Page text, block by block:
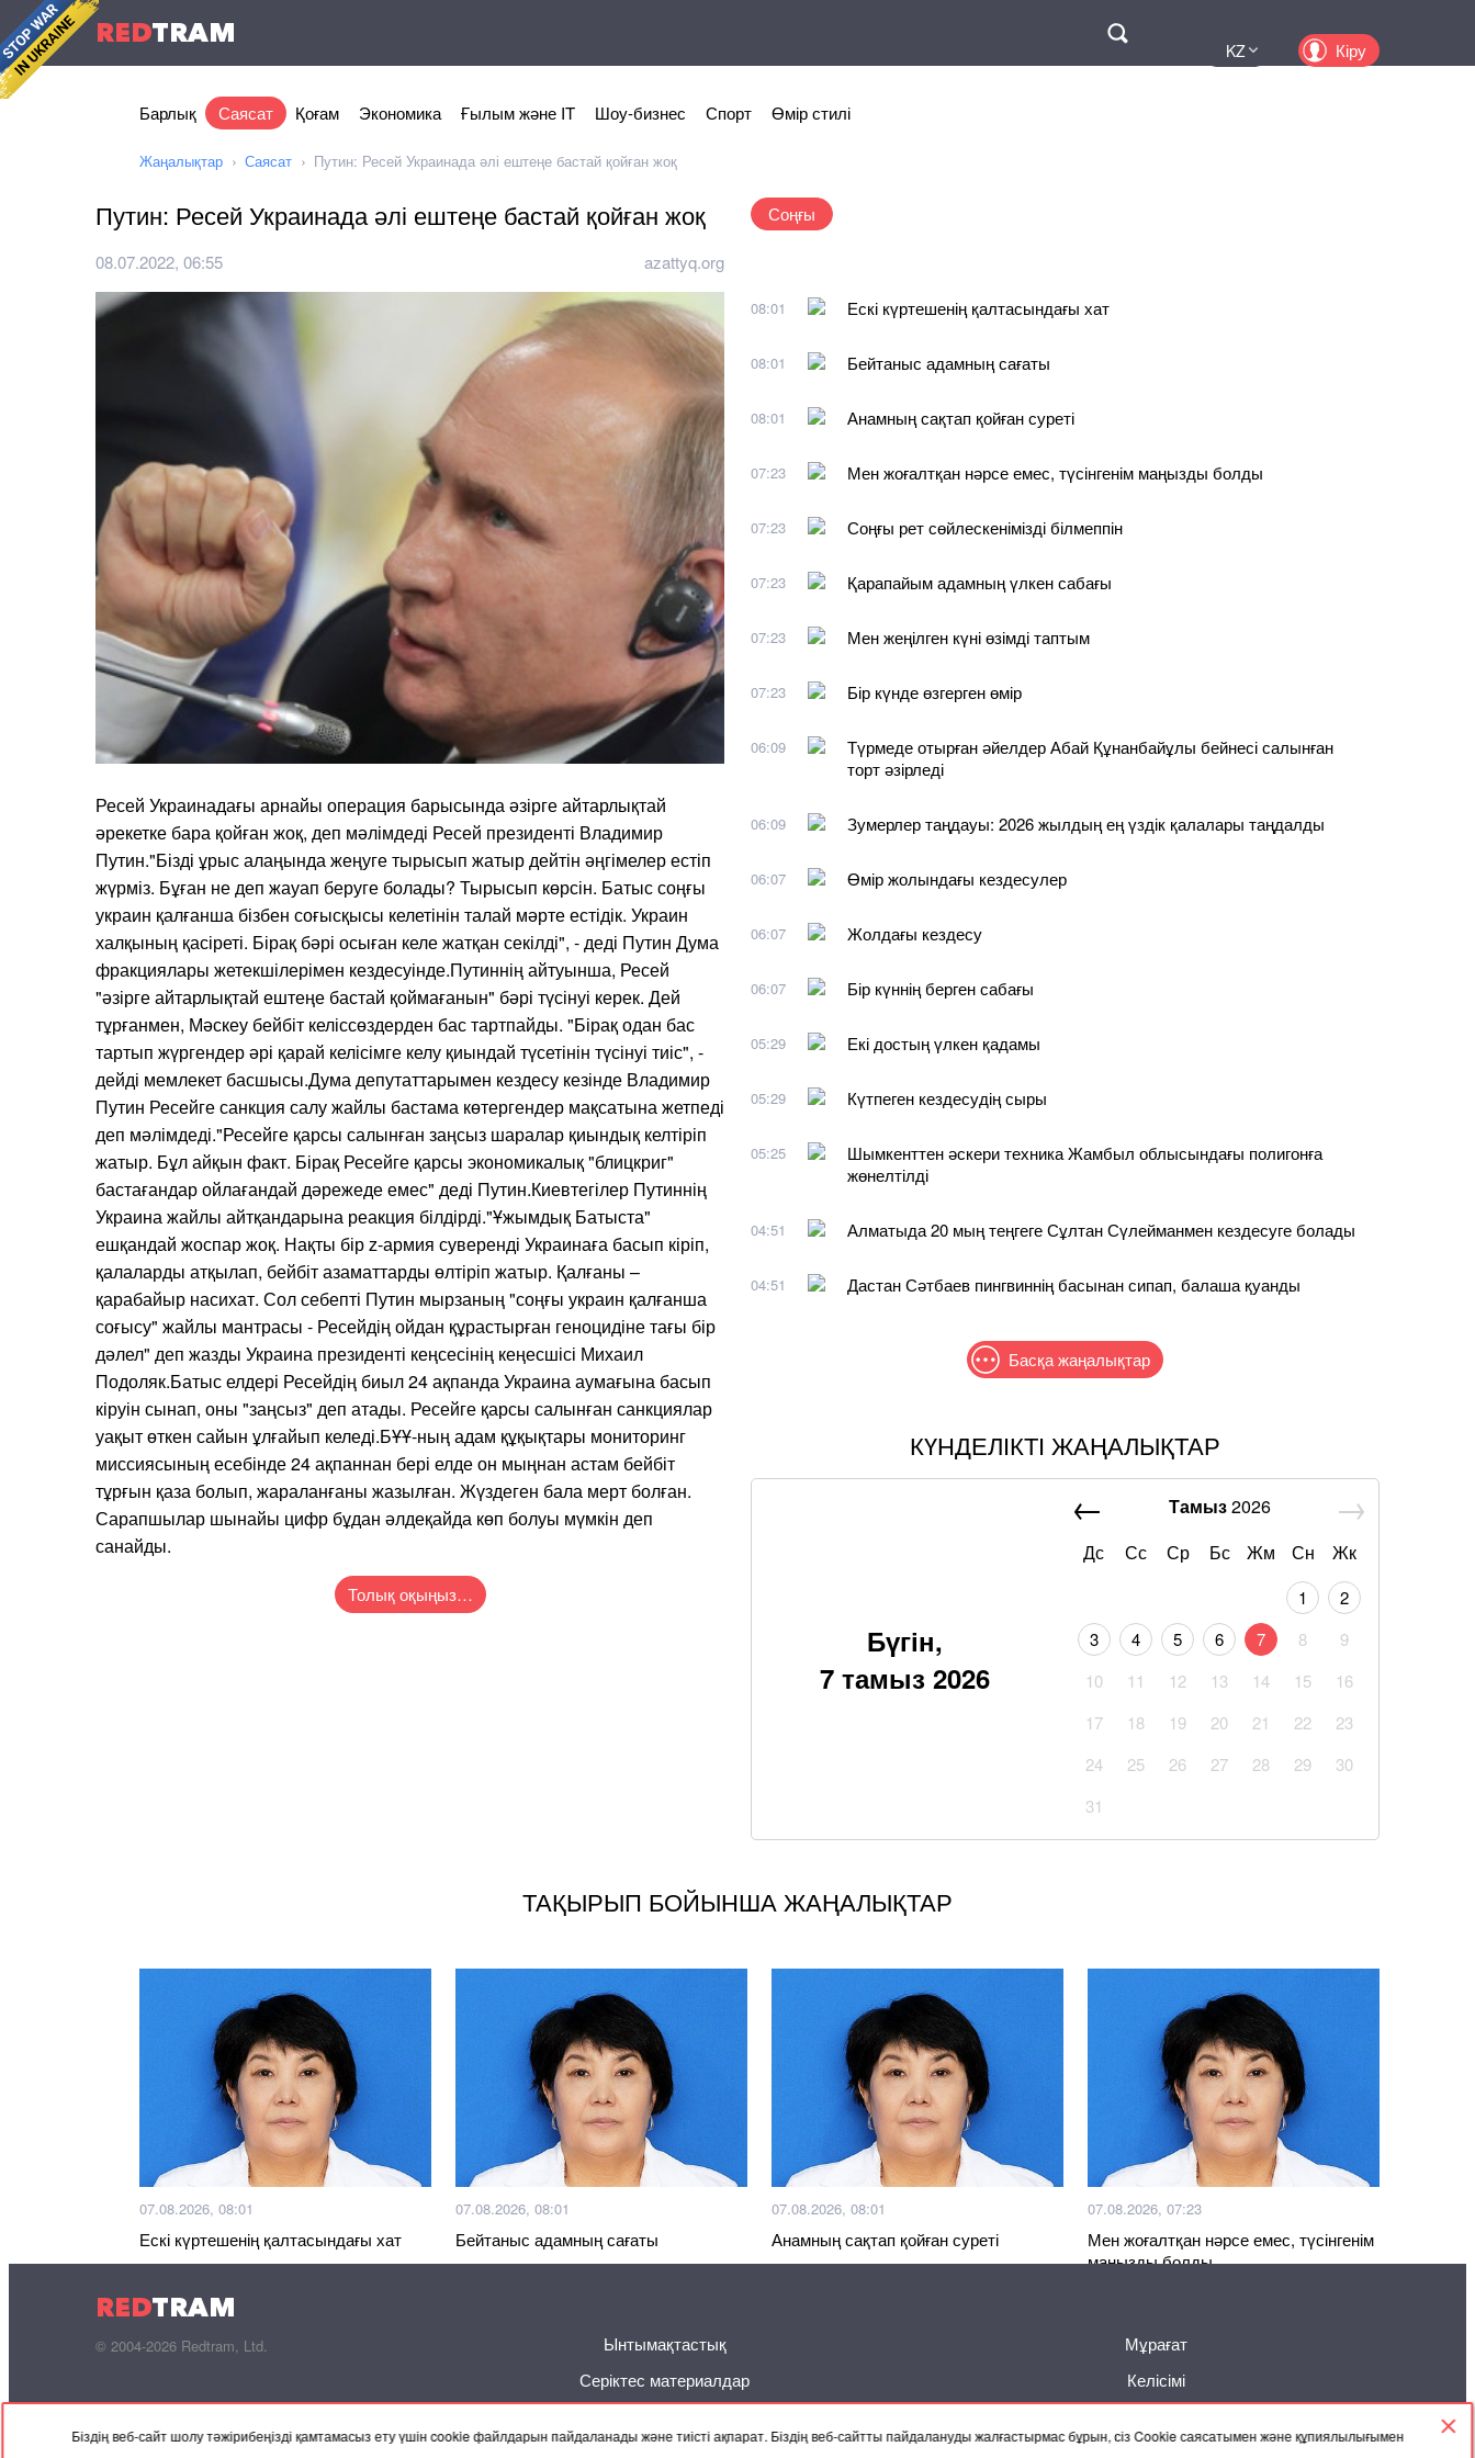
Біздің веб-сайт шолу тәжірибеңізді қамтамасыз ету үшін cookie файлдарын пайдаланады және тиісті ақпарат. Біздің веб-сайтты пайдалануды жалғастырмас бұрын, сіз Cookie саясатымен және құпиялылығымен
REDTRAM
KZ Кіру
Барлық Саясат Қоғам Экономика Ғылым және IT Шоу-бизнес Спорт Өмір стилі
Жаңалықтар Саясат Путин: Ресей Украинада әлі ештеңе бастай қойған жоқ
Путин: Ресей Украинада әлі ештеңе бастай қойған жоқ
08.07.2022, 06:55 azattyq.org
Ресей Украинадағы арнайы операция барысында әзірге айтарлықтай
әрекетке бара қойған жоқ, деп мәлімдеді Ресей президенті Владимир
Путин."Бізді ұрыс алаңында жеңуге тырысып жатыр дейтін әңгімелер естіп
жүрміз. Бұған не деп жауап беруге болады? Тырысып көрсін. Батыс соңғы
украин қалғанша бізбен соғысқысы келетінін талай мәрте естідік. Украин
халқының қасіреті. Бірақ бәрі осыған келе жатқан секілді", - деді Путин Дума
фракциялары жетекшілерімен кездесуінде.Путиннің айтуынша, Ресей
"әзірге айтарлықтай ештеңе бастай қоймағанын" бәрі түсінуі керек. Дей
тұрғанмен, Мәскеу бейбіт келіссөздерден бас тартпайды. "Бірақ одан бас
тартып жүргендер әрі қарай келісімге келу қиындай түсетінін түсінуі тиіс", -
дейді мемлекет басшысы.Дума депутаттарымен кездесу кезінде Владимир
Путин Ресейге санкция салу жайлы бастама көтергендер мақсатына жетпеді
деп мәлімдеді."Ресейге қарсы салынған заңсыз шаралар қиындық келтіріп
жатыр. Бұл айқын факт. Бірақ Ресейге қарсы экономикалық "блицкриг"
бастағандар ойлағандай дәрежеде емес" деді Путин.Киевтегілер Путиннің
Украина жайлы айтқандарына реакция білдірді."Ұжымдық Батыста"
ешқандай жоспар жоқ. Нақты бір z-армия суверенді Украинаға басып кіріп,
қалаларды атқылап, бейбіт азаматтарды өлтіріп жатыр. Қалғаны –
қарабайыр насихат. Сол себепті Путин мырзаның "соңғы украин қалғанша
соғысу" жайлы мантрасы - Ресейдің ойдан құрастырған геноцидіне тағы бір
дәлел" деп жазды Украина президенті кеңсесінің кеңесшісі Михаил
Подоляк.Батыс елдері Ресейдің биыл 24 ақпанда Украина аумағына басып
кіруін сынап, оны "заңсыз" деп атады. Ресейге қарсы салынған санкциялар
уақыт өткен сайын ұлғайып келеді.БҰҰ-ның адам құқықтары мониторинг
миссиясының есебінде 24 ақпаннан бері елде он мыңнан астам бейбіт
тұрғын қаза болып, жараланғаны жазылған. Жүздеген бала мерт болған.
Сарапшылар шынайы цифр бұдан әлдеқайда көп болуы мүмкін деп
санайды.
Толық оқыңыз…
Соңғы
08:01 Ескі күртешенің қалтасындағы хат
08:01 Бейтаныс адамның сағаты
08:01 Анамның сақтап қойған суреті
07:23 Мен жоғалтқан нәрсе емес, түсінгенім маңызды болды
07:23 Соңғы рет сөйлескенімізді білмеппін
07:23 Қарапайым адамның үлкен сабағы
07:23 Мен жеңілген күні өзімді таптым
07:23 Бір күнде өзгерген өмір
06:09
Түрмеде отырған әйелдер Абай Құнанбайұлы бейнесі салынған
торт әзірледі
06:09 Зумерлер таңдауы: 2026 жылдың ең үздік қалалары таңдалды
06:07 Өмір жолындағы кездесулер
06:07 Жолдағы кездесу
06:07 Бір күннің берген сабағы
05:29 Екі достың үлкен қадамы
05:29 Күтпеген кездесудің сыры
05:25
Шымкенттен әскери техника Жамбыл облысындағы полигонға
жөнелтілді
04:51 Алматыда 20 мың теңгеге Сұлтан Сүлейманмен кездесуге болады
04:51 Дастан Сәтбаев пингвиннің басынан сипап, балаша қуанды
Басқа жаңалықтар
КҮНДЕЛІКТІ ЖАҢАЛЫҚТАР
Бүгін,
7 тамыз 2026
Тамыз2026
Дс
Сс Ср Бс Жм Сн Жк
1
2
3
4 5 6 7 8
9
10
11 12 13 14 15
16
17
18 19 20 21 22
23
24
25 26 27 28 29
30
31
ТАҚЫРЫП БОЙЫНША ЖАҢАЛЫҚТАР
07.08.2026, 08:01
Ескі күртешенің қалтасындағы хат
07.08.2026, 08:01
Бейтаныс адамның сағаты
07.08.2026, 08:01
Анамның сақтап қойған суреті
07.08.2026, 07:23
Мен жоғалтқан нәрсе емес, түсінгенім
маңызды болды
Басқа жаңалықтар
REDTRAM
© 2004-2026 Redtram, Ltd.
Ынтымақтастық
Серіктес материалдар
Мұрағат
Келісімі